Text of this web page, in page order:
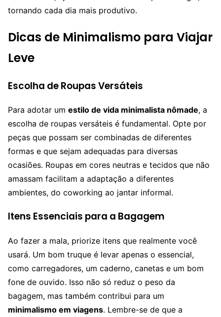
tornando cada dia mais produtivo.
Dicas de Minimalismo para Viajar
Leve
Escolha de Roupas Versáteis
Para adotar um estilo de vida minimalista nômade, a
escolha de roupas versáteis é fundamental. Opte por
peças que possam ser combinadas de diferentes
formas e que sejam adequadas para diversas
ocasiões. Roupas em cores neutras e tecidos que não
amassam facilitam a adaptação a diferentes
ambientes, do coworking ao jantar informal.
Itens Essenciais para a Bagagem
Ao fazer a mala, priorize itens que realmente você
usará. Um bom truque é levar apenas o essencial,
como carregadores, um caderno, canetas e um bom
fone de ouvido. Isso não só reduz o peso da
bagagem, mas também contribui para um
minimalismo em viagens. Lembre-se de que a